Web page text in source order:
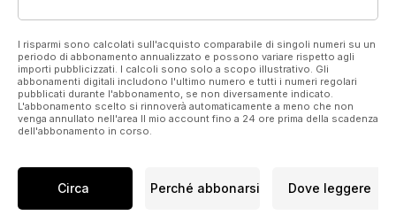
I risparmi sono calcolati sull'acquisto comparabile di singoli numeri su un
periodo di abbonamento annualizzato e possono variare rispetto agli
importi pubblicizzati. I calcoli sono solo a scopo illustrativo. Gli
abbonamenti digitali includono l'ultimo numero e tutti i numeri regolari
pubblicati durante l'abbonamento, se non diversamente indicato.
L'abbonamento scelto si rinnoverà automaticamente a meno che non
venga annullato nell'area Il mio account fino a 24 ore prima della scadenza
dell'abbonamento in corso.
Circa Perché abbonarsi Dove leggere